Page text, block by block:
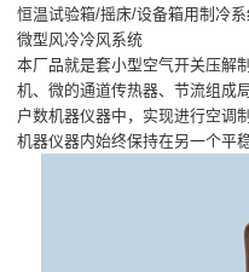
恒温试验箱/摇床/设备箱用制冷
微型风冷冷风系统
本厂品就是套小型空气开关压解
机、微的通道传热器、节流组成
户数机器仪器中，实现进行空调
机器仪器内始终保持在另一个平